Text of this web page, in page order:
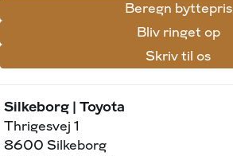
Beregn byttepris
Bliv ringet op
Skriv til os
Silkeborg | Toyota
Thrigesvej 1
8600 Silkeborg